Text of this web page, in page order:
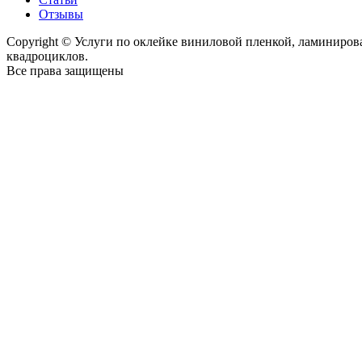
Отзывы
Copyright © Услуги по оклейке виниловой пленкой,
квадроциклов.
Все права защищены